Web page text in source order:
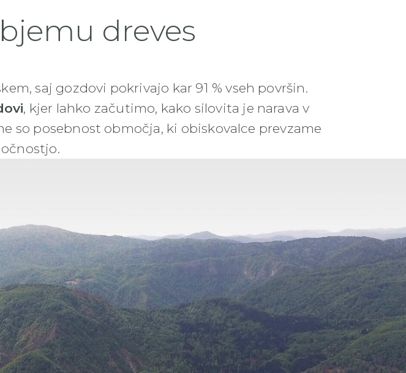
dreves
saj gozdovi pokrivajo kar 91 % vseh površin.
, kjer lahko začutimo, kako silovita je narava v
so posebnost območja, ki obiskovalce prevzame